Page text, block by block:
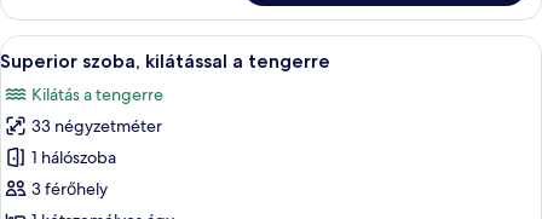
tengerre
kilátással
tengerre
további
részletei
A
következő
szoba
összes
képének
megtekintése:
Egy modern szállodai szoba,
5
Superior szoba, kilátással a tengerre
Kilátás a tengerre
33 négyzetméter
1 hálószoba
3 férőhely